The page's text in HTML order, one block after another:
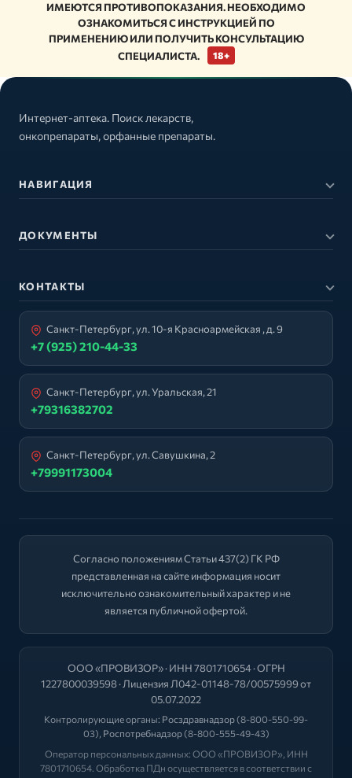
ИМЕЮТСЯ ПРОТИВОПОКАЗАНИЯ. НЕОБХОДИМО
ОЗНАКОМИТЬСЯ С ИНСТРУКЦИЕЙ ПО
ПРИМЕНЕНИЮ ИЛИ ПОЛУЧИТЬ КОНСУЛЬТАЦИЮ
СПЕЦИАЛИСТА.
18+
Интернет-аптека. Поиск лекарств,
онкопрепараты, орфанные препараты.
НАВИГАЦИЯ
ДОКУМЕНТЫ
КОНТАКТЫ
Санкт-Петербург, ул. 10-я Красноармейская , д. 9
+7 (925) 210-44-33
Санкт-Петербург, ул. Уральская, 21
+79316382702
Санкт-Петербург, ул. Савушкина, 2
+79991173004
Согласно положениям Статьи 437(2) ГК РФ
представленная на сайте информация носит
исключительно ознакомительный характер и не
является публичной офертой.
ООО «ПРОВИЗОР» · ИНН 7801710654 · ОГРН
1227800039598 · Лицензия Л042-01148-78/00575999 от
05.07.2022
Контролирующие органы: Росздравнадзор(8-800-550-99-
03), Роспотребнадзор(8-800-555-49-43)
Оператор персональных данных: ООО «ПРОВИЗОР», ИНН
7801710654. Обработка ПДн осуществляется в соответствии с